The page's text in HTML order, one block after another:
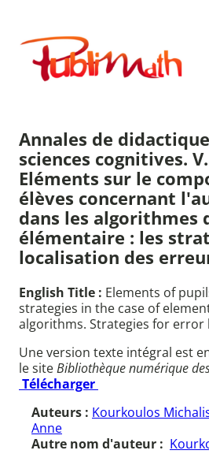
contenu
Publimath
Annales de
sciences cognitives.
Eléments sur le
élèves concernant
dans les algorithmes
élémentaire : les
localisation des
English Title : Elements of
strategies in the case of
algorithms. Strategies for error
Une version texte intégral est
le siteBibliothèque numérique
Télécharger
Auteurs : Kourkoulos
Anne
Autre nom d'auteur :